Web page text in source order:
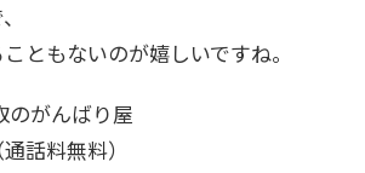
ともないのが嬉しいですね。
のがんばり屋
話料無料）